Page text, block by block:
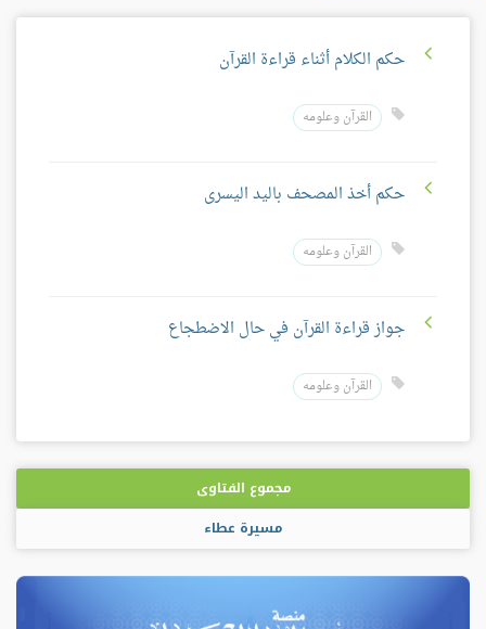
حكم الكلام أثناء قراءة القرآن
القرآن وعلومه
حكم أخذ المصحف باليد اليسرى
القرآن وعلومه
جواز قراءة القرآن في حال الاضطجاع
القرآن وعلومه
مجموع الفتاوى
مسيرة عطاء